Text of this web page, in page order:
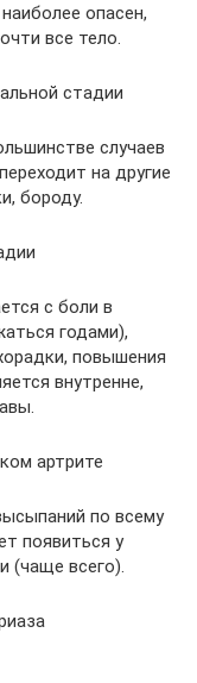
опасен,
все тело.
стадии
случаев
на другие
бороду.
с боли в
годами),
повышения
внутренне,
артрите
по всему
появиться у
(чаще всего).